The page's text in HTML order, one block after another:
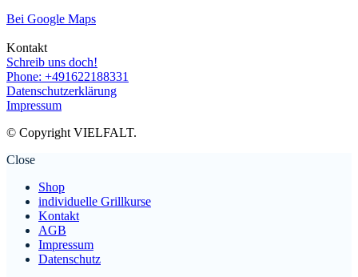
Bei Google Maps
Kontakt
Schreib uns doch!
Phone: +491622188331
Datenschutzerklärung
Impressum
© Copyright VIELFALT.
Close
Shop
individuelle Grillkurse
Kontakt
AGB
Impressum
Datenschutz